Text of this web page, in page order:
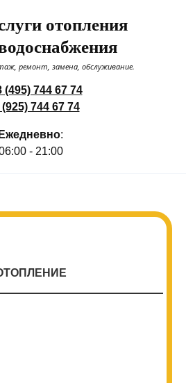
отопления
ремонт, замена, обслуживание.
(495) 744 67 74
(925) 744 67 74
Ежедневно:
- 21:00